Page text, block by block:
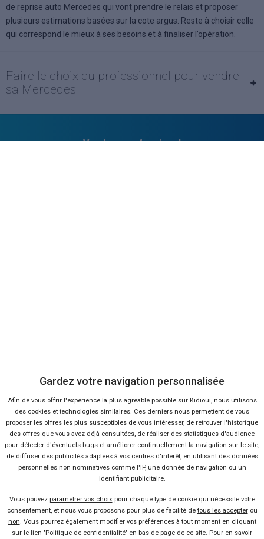
de reprise auto Mercedes qui vont prendre le relais et proposer
plusieurs estimations basées sur la cote argus. Reste à choisir celle
qui correspond le mieux à ses besoins et à finaliser l’opération.
Faire le choix du professionnel pour vendre
sa Mercedes
Vendeur professionel
Conditions d'utilisation
Politique de confidentialité
Liens utiles
Voiture pas chère
Mandataire auto
Gardez votre navigation personnalisée
Afin de vous offrir l'expérience la plus agréable possible sur Kidioui, nous utilisons
des cookies et technologies similaires. Ces derniers nous permettent de vous
proposer les offres les plus susceptibles de vous intéresser, de retrouver l'historique
des offres que vous avez déjà consultées, de réaliser des statistiques d'audience
pour détecter d'éventuels bugs et améliorer continuellement la navigation sur le site,
de diffuser des publicités adaptées à vos centres d'intérêt, en utilisant des données
personnelles non nominatives comme l'IP, une donnée de navigation ou un
identifiant publicitaire.
Vous pouvez paramétrer vos choix pour chaque type de cookie qui nécessite votre
consentement, et nous vous proposons pour plus de facilité detous les accepterou
non. Vous pourrez également modifier vos préférences à tout moment en cliquant
sur le lien "Politique de confidentialité" en bas de page de ce site. Pour en savoir